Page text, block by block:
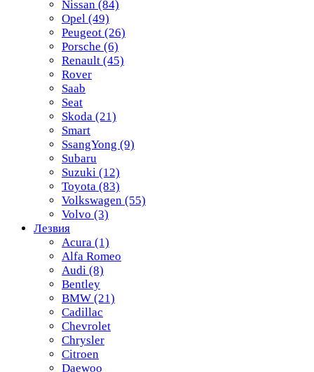
Nissan (84)
Opel (49)
Peugeot (26)
Porsche (6)
Renault (45)
Rover
Saab
Seat
Skoda (21)
Smart
SsangYong (9)
Subaru
Suzuki (12)
Toyota (83)
Volkswagen (55)
Volvo (3)
Лезвия
Acura (1)
Alfa Romeo
Audi (8)
Bentley
BMW (21)
Cadillac
Chevrolet
Chrysler
Citroen
Daewoo